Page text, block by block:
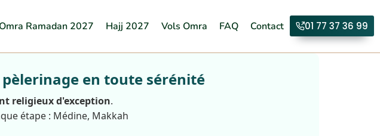
Omra Ramadan 2027 Hajj 2027 Vols Omra FAQ Contact 01 77 37 36 99
en toute sérénité
religieux d'exception.
étape : Médine, Makkah